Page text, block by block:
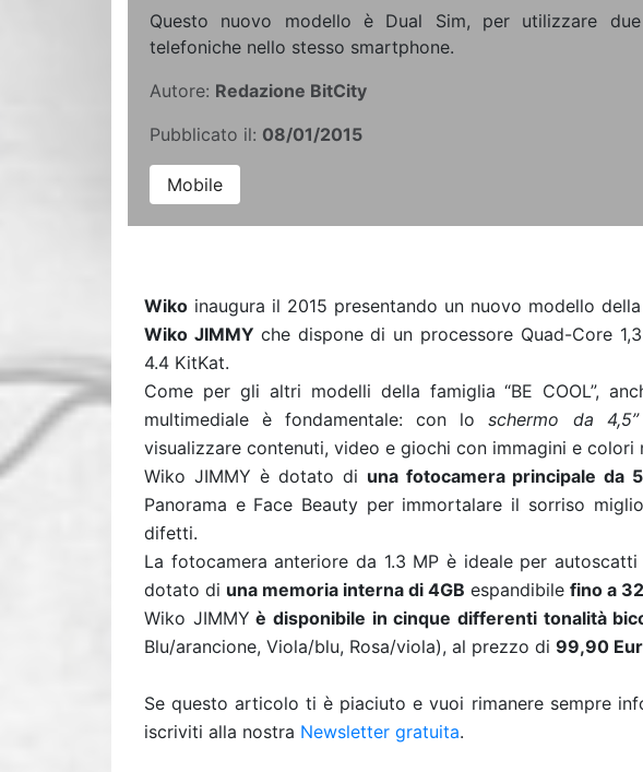
Questo nuovo modello è Dual Sim, per utilizzare
telefoniche nello stesso smartphone.
Autore: Redazione BitCity
Pubblicato il: 08/01/2015
Mobile
Wiko inaugura il 2015 presentando un nuovo modello
Wiko JIMMY che dispone di un processore Quad-Core
4.4 KitKat.
Come per gli altri modelli della famiglia “BE COOL”,
multimediale è fondamentale: con loschermo da
visualizzare contenuti, video e giochi con immagini e colori
Wiko JIMMY è dotato di una fotocamera principale da
Panorama e Face Beauty per immortalare il sorriso
difetti.
La fotocamera anteriore da 1.3 MP è ideale per
dotato di una memoria interna di 4GB espandibile fino a
Wiko JIMMY è disponibile in cinque differenti tonalità
Blu/arancione, Viola/blu, Rosa/viola), al prezzo di 99,90
Se questo articolo ti è piaciuto e vuoi rimanere sempre
iscriviti alla nostra Newsletter gratuita.